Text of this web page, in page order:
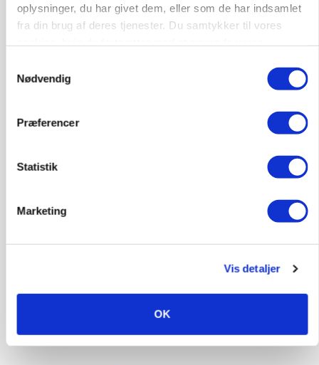
oplysninger, du har givet dem, eller som de har indsamlet
fra din brug af deres tjenester. Du samtykker til vores
Nødvendig
Præferencer
Statistik
Marketing
Vis detaljer
OK
MARKEDSFOKUS
presser markedet
Rådgiver om DB-Tjek: Små justeringer kan give
Loading...